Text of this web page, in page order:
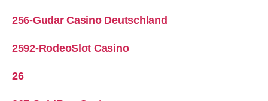
256-Gudar Casino Deutschland
2592-RodeoSlot Casino
26